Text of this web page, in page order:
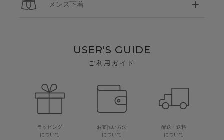
メンズ下着
USER'S GUIDE
ご利用ガイド
ラッピング
について
お支払い方法
について
配送・送料
について